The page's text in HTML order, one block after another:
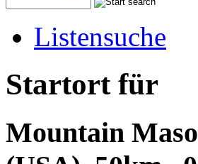
Listensuche
Startort für
Mountain